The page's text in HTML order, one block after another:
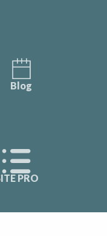
Blog
PRO